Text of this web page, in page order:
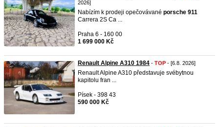
2026]
Nabízím k prodeji opečovávané porsche 911
Carrera 2S Ca ...
Praha 6 - 160 00
1 699 000 Kč
Renault Alpine A310 1984 - TOP - [6.8. 2026]
Renault Alpine A310 představuje svébytnou
kapitolu fran ...
Písek - 398 43
590 000 Kč